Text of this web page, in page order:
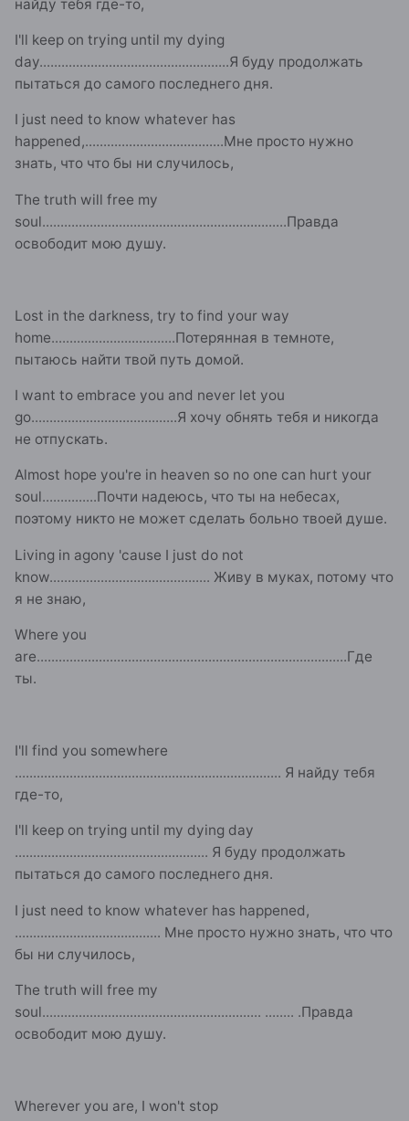
найду тебя где-то,
I'll keep on trying until my dying
day....................................................Я буду продолжать
пытаться до самого последнего дня.
I just need to know whatever has
happened,......................................Мне просто нужно
знать, что что бы ни случилось,
The truth will free my
soul...................................................................Правда
освободит мою душу.
Lost in the darkness, try to find your way
home..................................Потерянная в темноте,
пытаюсь найти твой путь домой.
I want to embrace you and never let you
go........................................Я хочу обнять тебя и никогда
не отпускать.
Almost hope you're in heaven so no one can hurt your
soul...............Почти надеюсь, что ты на небесах,
поэтому никто не может сделать больно твоей душе.
Living in agony 'cause I just do not
know............................................ Живу в муках, потому что
я не знаю,
Where you
are.....................................................................................Где
ты.
I'll find you somewhere
......................................................................... Я найду тебя
где-то,
I'll keep on trying until my dying day
..................................................... Я буду продолжать
пытаться до самого последнего дня.
I just need to know whatever has happened,
........................................ Мне просто нужно знать, что что
бы ни случилось,
The truth will free my
soul............................................................ ........ .Правда
освободит мою душу.
Wherever you are, I won't stop